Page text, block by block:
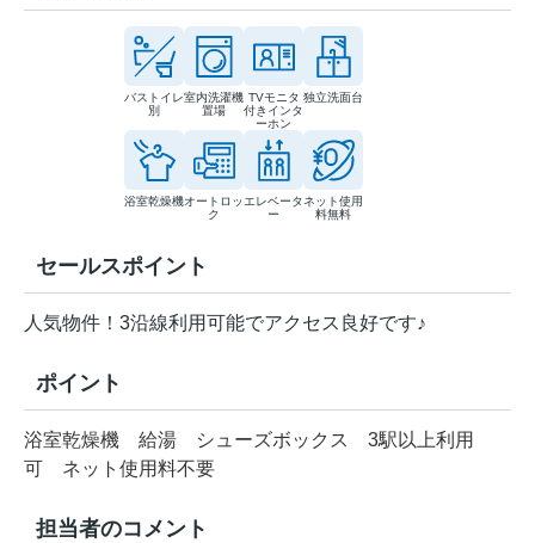
バストイレ
別
室内洗濯機
置場
TVモニタ
付きインタ
ーホン
独立洗面台
浴室乾燥機オートロッ
ク
エレベータ
ー
ネット使用
料無料
セールスポイント
人気物件！3沿線利用可能でアクセス良好です♪
ポイント
浴室乾燥機 給湯 シューズボックス
3駅以上利用
可
ネット使用料不要
担当者のコメント